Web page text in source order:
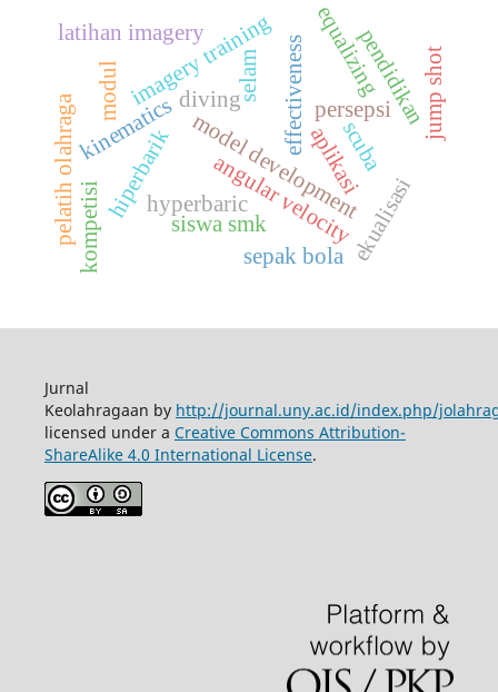
effectiveness
selam
model development
imagery training
aplikasi
persepsi
equalizing
hyperbaric
scuba
diving
ekualisasi
hiperbarik
jump shot
latihan imagery
kinematics
angular velocity
pendidikan
sepak bola
pelatih olahraga
modul
siswa smk
kompetisi
Jurnal
Keolahragaan by http://journal.uny.ac.id/index.php/
licensed under a Creative Commons Attribution-
ShareAlike 4.0 International License.